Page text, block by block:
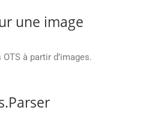
une image
à partir d’images.